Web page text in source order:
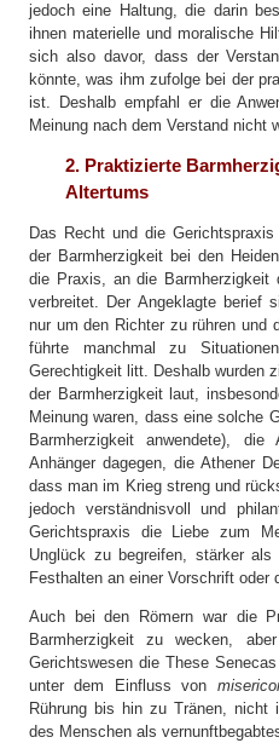
jedoch eine Haltung, die darin
ihnen materielle und moralische
sich also davor, dass der
könnte, was ihm zufolge bei der
ist. Deshalb empfahl er die
Meinung nach dem Verstand nicht
2. Praktizierte
Altertums
Das Recht und die
der Barmherzigkeit bei den
die Praxis, an die Barmherzigkeit
verbreitet. Der Angeklagte berief
nur um den Richter zu rühren und
führte manchmal zu
Gerechtigkeit litt. Deshalb wurden
der Barmherzigkeit laut,
Meinung waren, dass eine solche
Barmherzigkeit anwendete),
Anhänger dagegen, die Athener
dass man im Krieg streng und
jedoch verständnisvoll und
Gerichtspraxis die Liebe zum
Unglück zu begreifen, stärker
Festhalten an einer Vorschrift
Auch bei den Römern war die
Barmherzigkeit zu wecken,
Gerichtswesen die These
unter dem Einfluss von
Rührung bis hin zu Tränen,
des Menschen als